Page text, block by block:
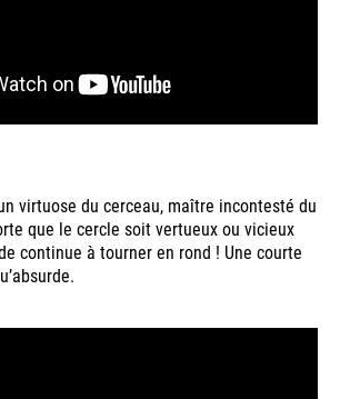
virtuose du cerceau, maître incontesté du
que le cercle soit vertueux ou vicieux
continue à tourner en rond ! Une courte